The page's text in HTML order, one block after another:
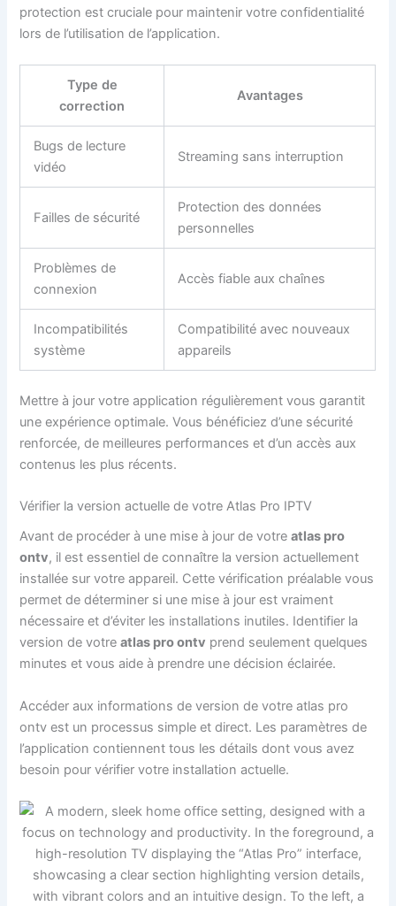
protection est cruciale pour maintenir votre confidentialité
lors de l’utilisation de l’application.
Type de
correction
Avantages
Bugs de lecture
vidéo
Streaming sans interruption
Failles de sécurité
Protection des données
personnelles
Problèmes de
connexion
Accès fiable aux chaînes
Incompatibilités
système
Compatibilité avec nouveaux
appareils
Mettre à jour votre application régulièrement vous garantit
une expérience optimale. Vous bénéficiez d’une sécurité
renforcée, de meilleures performances et d’un accès aux
contenus les plus récents.
Vérifier la version actuelle de votre Atlas Pro IPTV
Avant de procéder à une mise à jour de votreatlas pro
ontv, il est essentiel de connaître la version actuellement
installée sur votre appareil. Cette vérification préalable vous
permet de déterminer si une mise à jour est vraiment
nécessaire et d’éviter les installations inutiles. Identifier la
version de votreatlas pro ontv prend seulement quelques
minutes et vous aide à prendre une décision éclairée.
Accéder aux informations de version de votre atlas pro
ontv est un processus simple et direct. Les paramètres de
l’application contiennent tous les détails dont vous avez
besoin pour vérifier votre installation actuelle.